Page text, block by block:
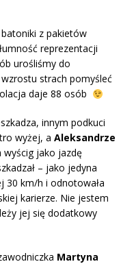
z pakietów
reprezentacji
urośliśmy do
strach pomyśleć
daje 88 osób
innym podkuci
wyżej, a Aleksandrze
wyścig jako jazdę
– jako jedyna
30 km/h i odnotowała
karierze. Nie jestem
jej się dodatkowy
Martyna